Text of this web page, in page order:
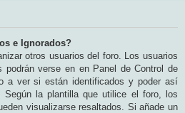
e Ignorados?
otros usuarios del foro. Los usuarios
verse en en Panel de Control de
a ver si están identificados y poder así
Según la plantilla que utilice el foro, los
visualizarse resaltados. Si añade un